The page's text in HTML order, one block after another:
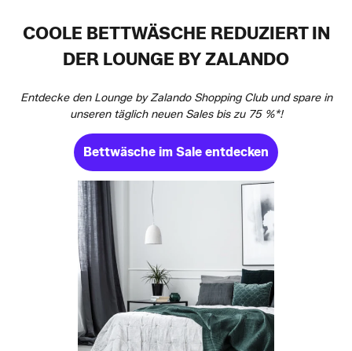
COOLE BETTWÄSCHE REDUZIERT IN
DER LOUNGE BY ZALANDO
Entdecke den Lounge by Zalando Shopping Club und spare in
unseren täglich neuen Sales bis zu 75 %*!
Bettwäsche im Sale entdecken